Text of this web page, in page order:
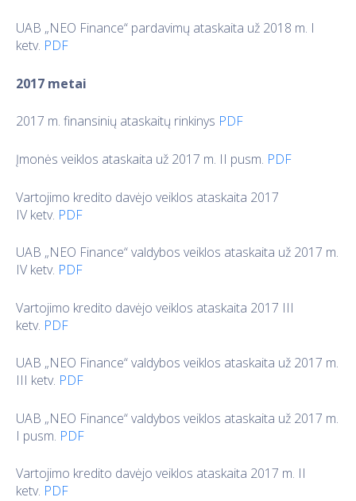
UAB „NEO Finance“ pardavimų ataskaita už 2018 m. I
ketv. PDF
2017 metai
2017 m. finansinių ataskaitų rinkinys PDF
Įmonės veiklos ataskaita už 2017 m. II pusm. PDF
Vartojimo kredito davėjo veiklos ataskaita 2017
IV ketv. PDF
UAB „NEO Finance“ valdybos veiklos ataskaita už 2017 m.
IV ketv. PDF
Vartojimo kredito davėjo veiklos ataskaita 2017 III
ketv. PDF
UAB „NEO Finance“ valdybos veiklos ataskaita už 2017 m.
III ketv. PDF
UAB „NEO Finance“ valdybos veiklos ataskaita už 2017 m.
I pusm. PDF
Vartojimo kredito davėjo veiklos ataskaita 2017 m. II
ketv. PDF